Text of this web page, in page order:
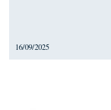
16/09/2025